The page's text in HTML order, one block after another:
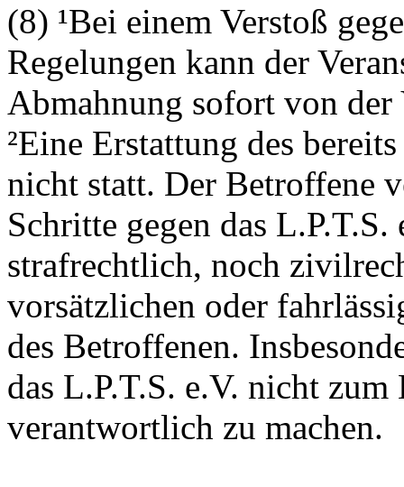
(8) ¹Bei einem Verstoß
Regelungen kann der
Abmahnung sofort von der
²Eine Erstattung des
nicht statt. Der Betroffene
Schritte gegen das
strafrechtlich, noch
vorsätzlichen oder
des Betroffenen.
das L.P.T.S. e.V. nicht zum
verantwortlich zu machen.